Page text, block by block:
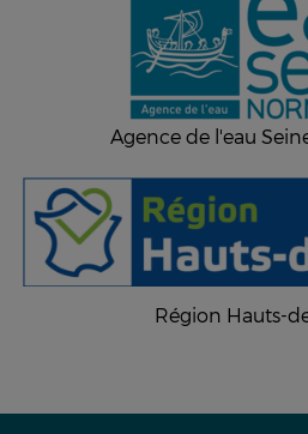
Agence de l'eau
Région Hauts-